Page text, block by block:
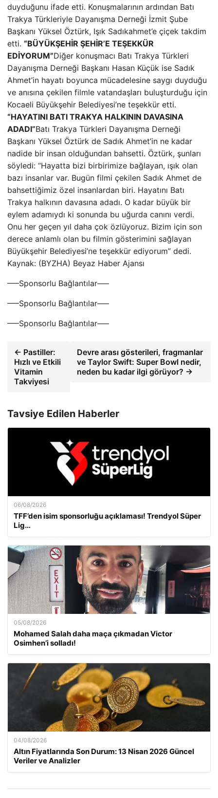
duyduğunu ifade etti. Konuşmalarının ardından Batı
Trakya Türkleriyle Dayanışma Derneği İzmit Şube
Başkanı Yüksel Öztürk, Işık Sadıkahmet’e çiçek takdim
etti. “BÜYÜKŞEHİR ŞEHİR’E TEŞEKKÜR
EDİYORUM”Diğer konuşmacı Batı Trakya Türkleri
Dayanışma Derneği Başkanı Hasan Küçük ise Sadık
Ahmet’in hayatı boyunca mücadelesine saygı duyduğu
ve anısına çekilen filmle vatandaşları buluşturduğu için
Kocaeli Büyükşehir Belediyesi’ne teşekkür etti.
“HAYATINI BATI TRAKYA HALKININ DAVASINA
ADADI”Batı Trakya Türkleri Dayanışma Derneği
Başkanı Yüksel Öztürk de Sadık Ahmet’in ne kadar
nadide bir insan olduğundan bahsetti. Öztürk, şunları
söyledi: “Hayatta bizi birbirimize bağlayan, ışık olan
bazı insanlar var. Bugün filmi çekilen Sadık Ahmet de
bahsettiğimiz özel insanlardan biri. Hayatını Batı
Trakya halkının davasına adadı. O kadar büyük bir
eylem adamıydı ki sonunda bu uğurda canını verdi.
Onu her geçen yıl daha çok özlüyoruz. Bizim için son
derece anlamlı olan bu filmin gösterimini sağlayan
Büyükşehir Belediyesi’ne teşekkür ediyorum” dedi.
Kaynak: (BYZHA) Beyaz Haber Ajansı
—–Sponsorlu Bağlantılar—–
—–Sponsorlu Bağlantılar—–
—–Sponsorlu Bağlantılar—–
← Pastiller:
Hızlı ve Etkili
Vitamin
Takviyesi
Devre arası gösterileri, fragmanlar
ve Taylor Swift: Super Bowl nedir,
neden bu kadar ilgi görüyor? →
Tavsiye Edilen Haberler
06/08/2026
TFF’den isim sponsorluğu açıklaması! Trendyol Süper
Lig…
05/08/2026
Mohamed Salah daha maça çıkmadan Victor
Osimhen’i solladı!
04/08/2026
Altın Fiyatlarında Son Durum: 13 Nisan 2026 Güncel
Veriler ve Analizler